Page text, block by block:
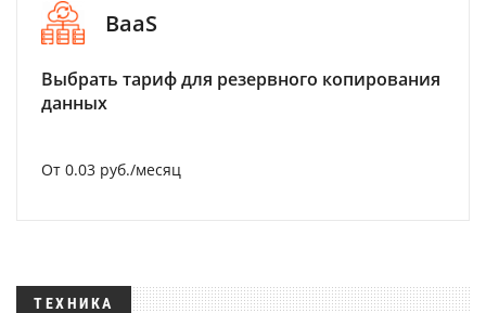
BaaS
Выбрать тариф для резервного копирования
данных
От 0.03 руб./месяц
ТЕХНИКА